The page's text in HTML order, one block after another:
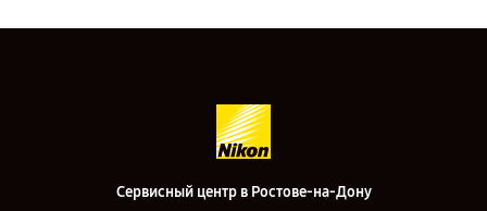
Сервисный центр в Ростове-на-Дону